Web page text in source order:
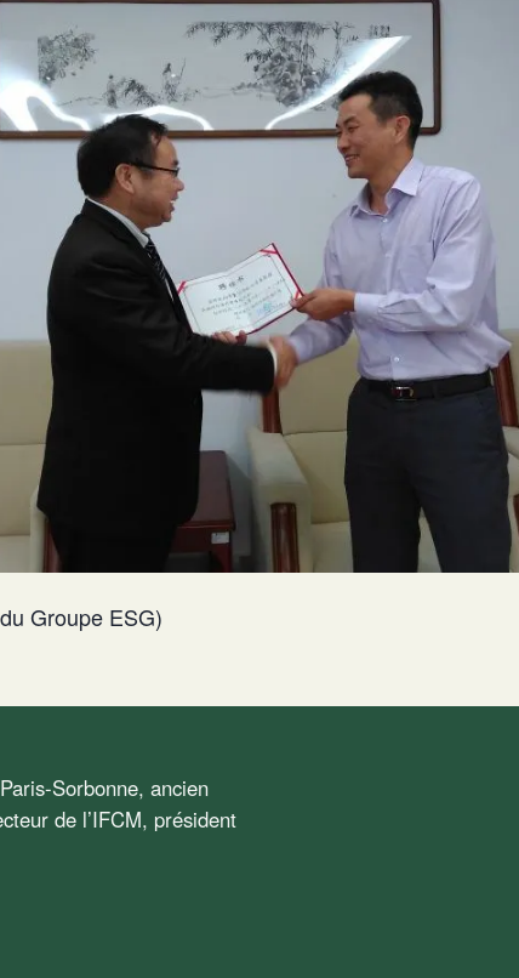
Groupe ESG)
Sorbonne, ancien
de l’IFCM, président